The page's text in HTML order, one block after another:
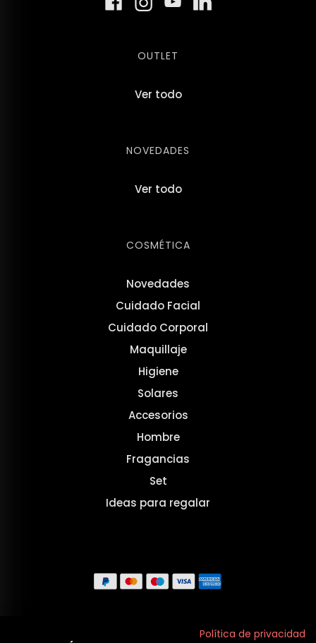
OUTLET
Ver todo
NOVEDADES
Ver todo
COSMÉTICA
Novedades
Cuidado Facial
Cuidado Corporal
Maquillaje
Higiene
Solares
Accesorios
Hombre
Fragancias
Set
Ideas para regalar
Política de privacidad